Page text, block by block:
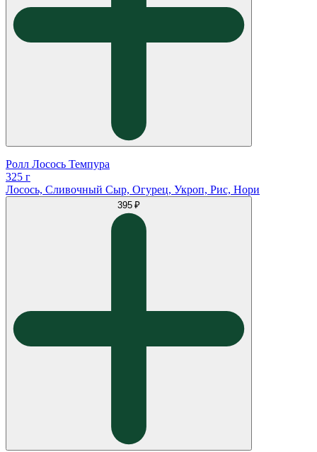
Ролл Лосось Темпура
325 г
Лосось, Сливочный Сыр, Огурец, Укроп, Рис, Нори
395 ₽